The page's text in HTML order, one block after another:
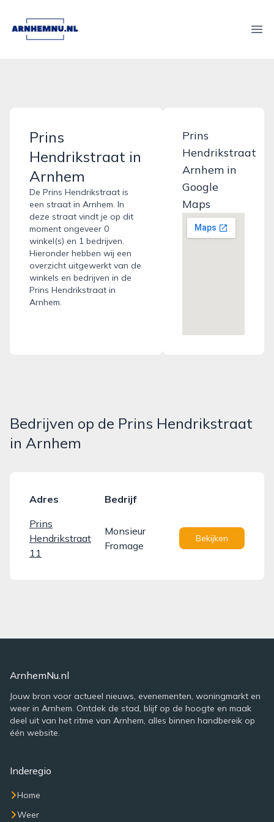
arnhemnu.nl
Prins
Hendrikstraat in
Arnhem
De Prins Hendrikstraat is
een straat in Arnhem. In
deze straat vindt je op dit
moment ongeveer 0
winkel(s) en 1 bedrijven.
Hieronder hebben wij een
overzicht uitgewerkt van de
winkels en bedrijven in de
Prins Hendrikstraat in
Arnhem.
Prins
Hendrikstraat
Arnhem in
Google
Maps
Bedrijven op de Prins Hendrikstraat
in Arnhem
Adres
Bedrijf
Prins
Hendrikstraat
11
Monsieur
Fromage
Bekijken
ArnhemNu.nl
Jouw bron voor actueel nieuws, evenementen, woningmarkt en
weer in Arnhem. Ontdek de stad, blijf op de hoogte en maak
deel uit van het ritme van Arnhem, alles binnen handbereik op
één website.
Inderegio
Home
Weer